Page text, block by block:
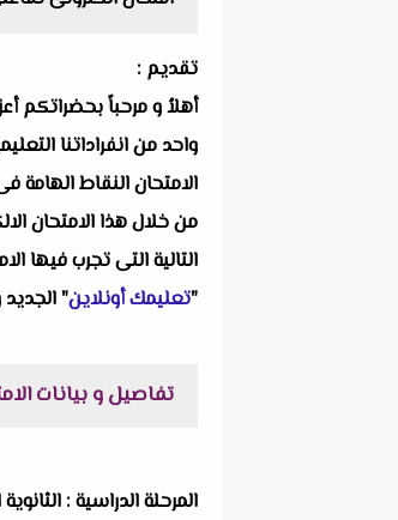
تقديم :
أهلاُ و مرحباً بحضراتكم
الامتحان النقاط الهامة
من خلال هذا الامتحان
التالية التى تجرب فيها
"تعليمك أونلاين"
تفاصيل و بيانات
المرحلة الدراسية :